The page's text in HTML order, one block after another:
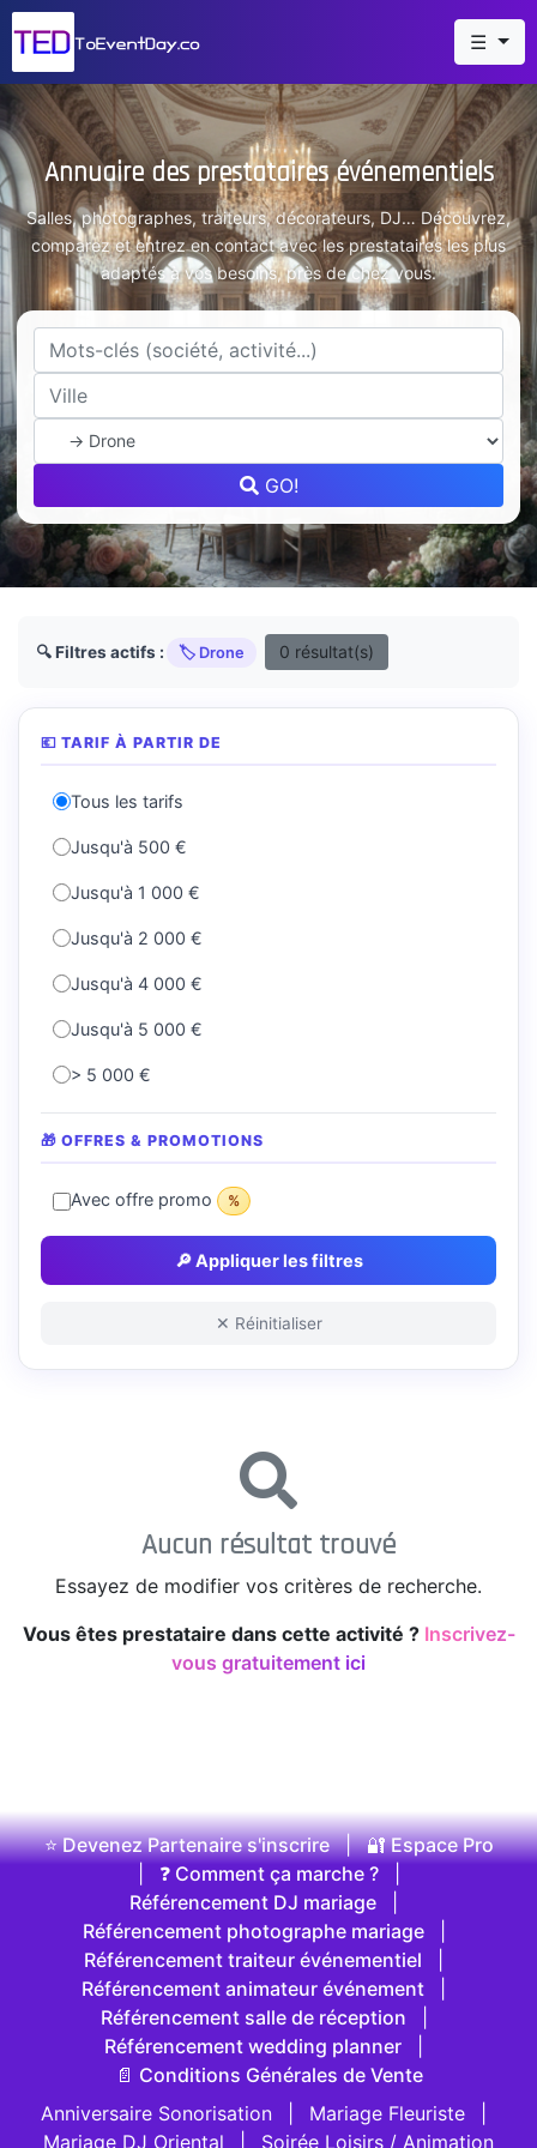
☰
Annuaire des prestataires événementiels
Salles, photographes, traiteurs, décorateurs, DJ… Découvrez,
comparez et entrez en contact avec les prestataires les plus
adaptés à vos besoins, près de chez vous.
GO!
🔍 Filtres actifs : 🏷️ Drone 0 résultat(s)
💶 TARIF À PARTIR DE
Tous les tarifs
Jusqu'à 500 €
Jusqu'à 1 000 €
Jusqu'à 2 000 €
Jusqu'à 4 000 €
Jusqu'à 5 000 €
> 5 000 €
🎁 OFFRES & PROMOTIONS
Avec offre promo %
🔎 Appliquer les filtres
✕ Réinitialiser
Aucun résultat trouvé
Essayez de modifier vos critères de recherche.
Vous êtes prestataire dans cette activité ? Inscrivez-
vous gratuitement ici
⭐ Devenez Partenaire s'inscrire |
🔐 Espace Pro
❓ Comment ça marche ?
Référencement DJ mariage
Référencement photographe mariage
Référencement traiteur événementiel
Référencement animateur événement
Référencement salle de réception
Référencement wedding planner
📄 Conditions Générales de Vente
Anniversaire Sonorisation
Mariage Fleuriste
Mariage DJ Oriental
Soirée Loisirs / Animation